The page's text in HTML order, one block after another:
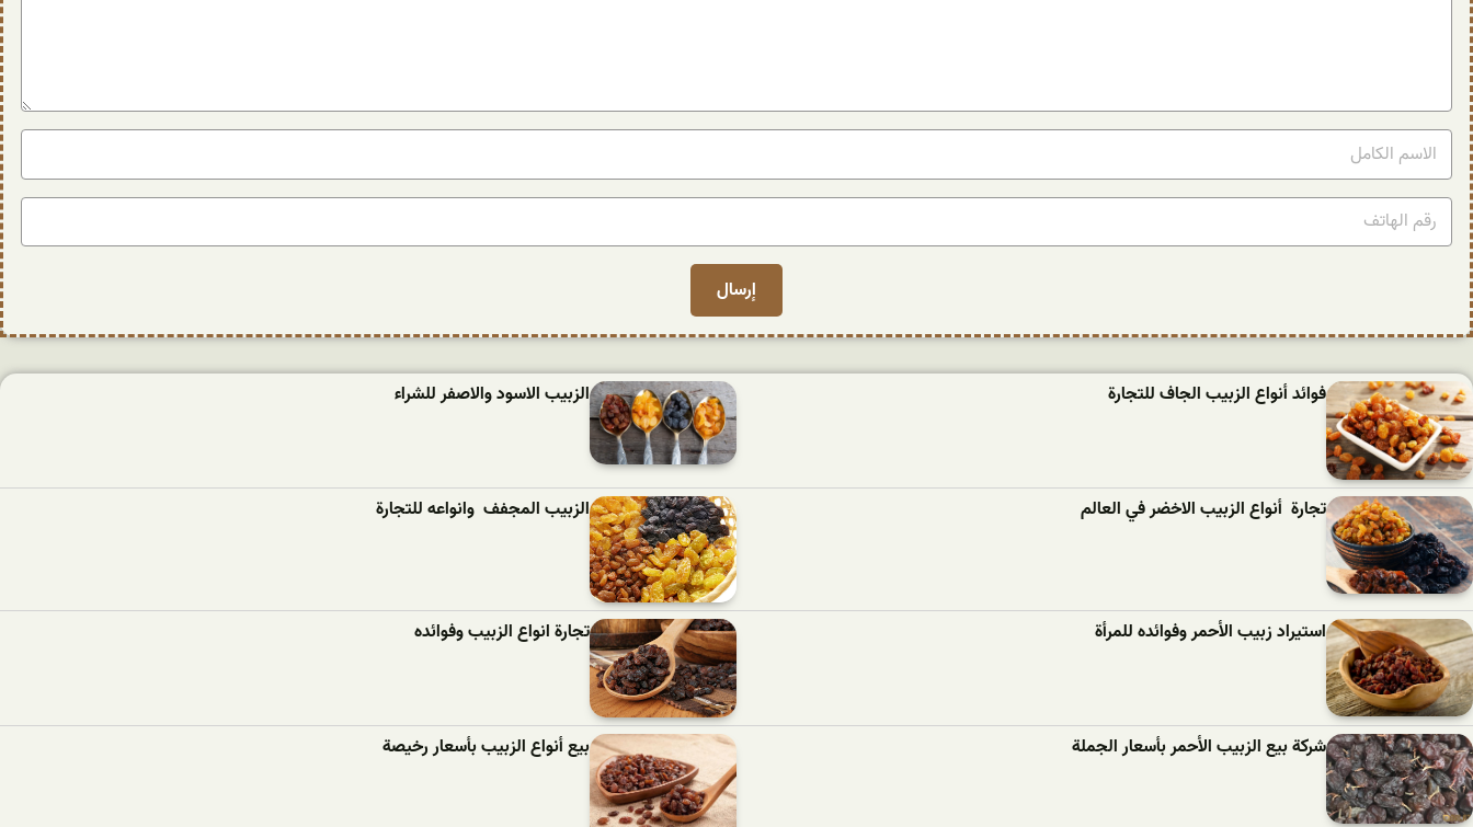
فوائد أنواع الزبيب الجاف للتجارة الزبيب الاسود والاصفر للشراء
تجارة أنواع الزبيب الاخضر في العالم الزبيب المجفف وانواعه للتجارة
استيراد زبيب الأحمر وفوائده للمرأة تجارة انواع الزبيب وفوائده
شركة بيع الزبيب الأحمر بأسعار الجملة بيع أنواع الزبيب بأسعار رخيصة